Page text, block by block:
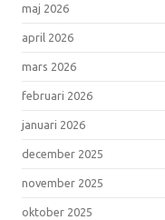
maj 2026
april 2026
mars 2026
februari 2026
januari 2026
december 2025
november 2025
oktober 2025